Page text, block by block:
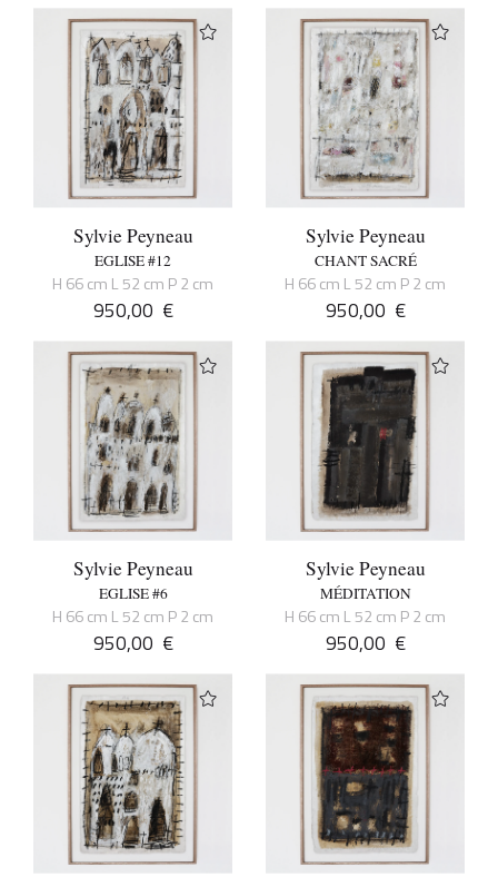
Sylvie Peyneau
EGLISE #12
H 66 cm L 52 cm P 2 cm
950,00 €
Sylvie Peyneau
CHANT SACRÉ
H 66 cm L 52 cm P 2 cm
950,00 €
Sylvie Peyneau
EGLISE #6
H 66 cm L 52 cm P 2 cm
950,00 €
Sylvie Peyneau
MÉDITATION
H 66 cm L 52 cm P 2 cm
950,00 €